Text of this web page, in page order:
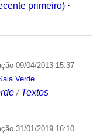
primeiro) ·
09/04/2013 15:37
Verde
/Textos
31/01/2019 16:10